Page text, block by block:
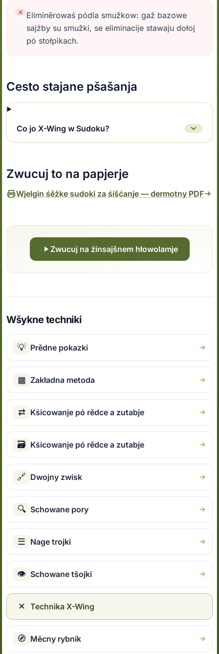
Eliminěrowaś pódla smužkow: gaž bazowe
sajźby su smužki, se eliminacije stawaju dołoj
pó stołpikach.
Cesto stajane pšašanja
Co jo X-Wing w Sudoku?
Zwucuj to na papjerje
Wjelgin śěžke sudoki za śišćanje — dermotny PDF
Zwucuj na źinsajšnem hłowolamje
Wšykne techniki
💡 Prědne pokazki
▦ Zakładna metoda
⇄ Kśicowanje pó rědce a zutabje
🗃 Kśicowanje pó rědce a zutabje
🔗 Dwojny zwisk
🔍 Schowane pory
☰ Nage trojki
👁 Schowane tšojki
✕ Technika X-Wing
🧭 Měcny rybnik